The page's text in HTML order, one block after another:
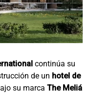
continúa su
de un hotel de
su marca The Meliá